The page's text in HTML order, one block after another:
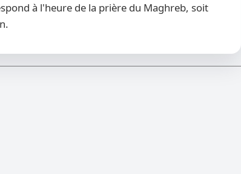
à l'heure de la prière du Maghreb, soit